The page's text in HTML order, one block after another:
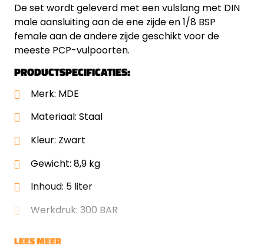
De set wordt geleverd met een vulslang met DIN
male aansluiting aan de ene zijde en 1/8 BSP
female aan de andere zijde geschikt voor de
meeste PCP-vulpoorten.
PRODUCTSPECIFICATIES:
Merk: MDE
Materiaal: Staal
Kleur: Zwart
Gewicht: 8,9 kg
Inhoud: 5 liter
Werkdruk: 300 BAR
LEES MEER